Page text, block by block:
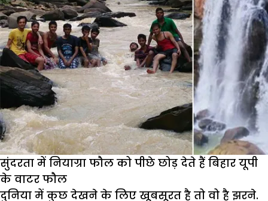
सुंदरता में नियाग्रा फौल को पीछे छोड़ देते हैं बिहार यूपी
के वाटर फौल
दुनिया में कुछ देखने के लिए खूबसूरत है तो वो है झरने.